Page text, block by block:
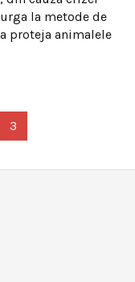
la metode de
proteja animalele
3